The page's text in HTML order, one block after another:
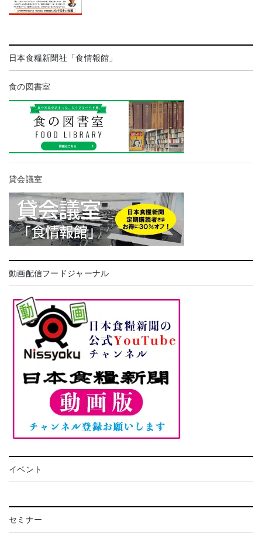
日本食糧新聞社「食情報館」
食の図書室
貸会議室
動画配信フードジャーナル
イベント
セミナー